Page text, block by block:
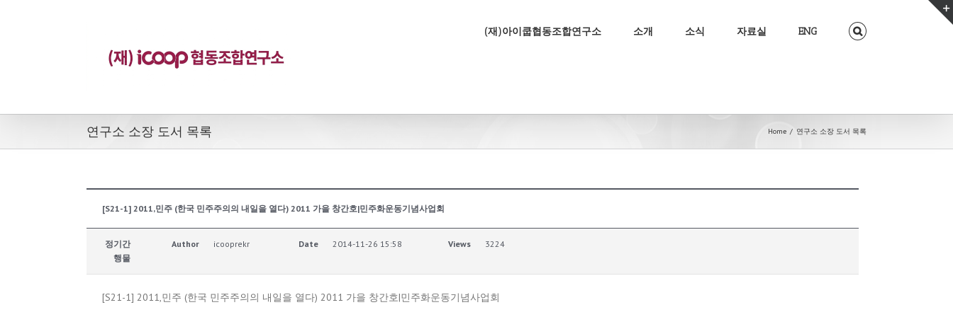
(재)아이쿱협동조합연구소 소개 소식 자료실 ENG
연구소 소장 도서 목록 Home / 연구소 소장 도서 목록
[S21-1] 2011,민주 (한국 민주주의의 내일을 열다) 2011 가을 창간호|민주화운동기념사업회
정기간
행물
Author icooprekr Date 2014-11-26 15:58 Views 3224
[S21-1] 2011,민주 (한국 민주주의의 내일을 열다) 2011 가을 창간호|민주화운동기념사업회